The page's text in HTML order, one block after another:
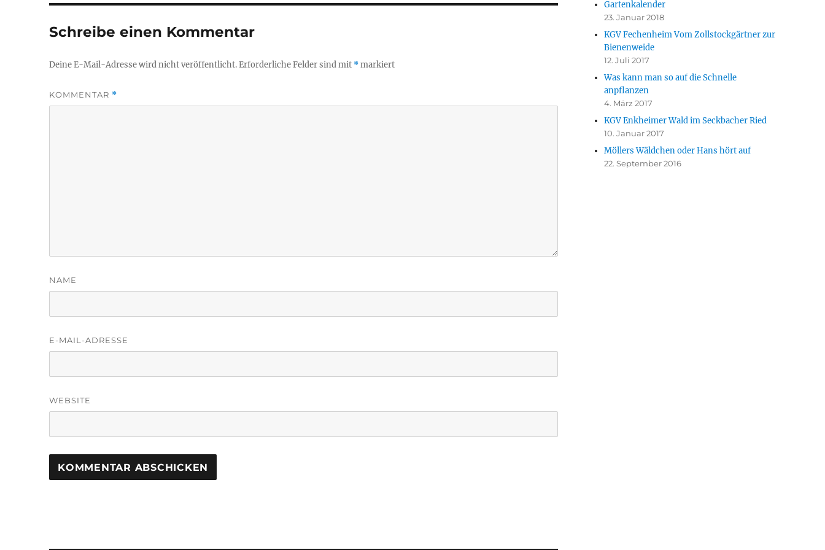
Schreibe einen Kommentar
Deine E-Mail-Adresse wird nicht veröffentlicht.Erforderliche Felder sind mit *markiert
KOMMENTAR *
NAME
E-MAIL-ADRESSE
WEBSITE
Gartenkalender
23. Januar 2018
KGV Fechenheim Vom Zollstockgärtner zur
Bienenweide
12. Juli 2017
Was kann man so auf die Schnelle
anpflanzen
4. März 2017
KGV Enkheimer Wald im Seckbacher Ried
10. Januar 2017
Möllers Wäldchen oder Hans hört auf
22. September 2016